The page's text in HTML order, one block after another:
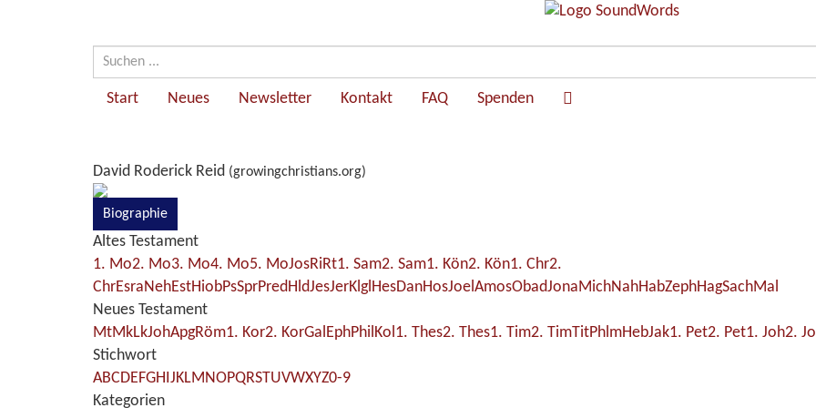
Start Neues Newsletter Kontakt FAQ Spenden
David Roderick Reid (growingchristians.org)
Biographie
Altes Testament
1. Mo2. Mo3. Mo4. Mo5. MoJosRiRt1. Sam2. Sam1. Kön2. Kön1. Chr2.
ChrEsraNehEstHiobPsSprPredHldJesJerKlglHesDanHosJoelAmosObadJonaMichNahHabZephHagSachMal
Neues Testament
MtMkLkJohApgRöm1. Kor2. KorGalEphPhilKol1. Thes2. Thes1. Tim2. TimTitPhlmHebJak1. Pet2. Pet1. Joh2.
Stichwort
ABCDEFGHIJKLMNOPQRSTUVWXYZ0-9
Kategorien